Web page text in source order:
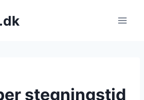
stegningstid